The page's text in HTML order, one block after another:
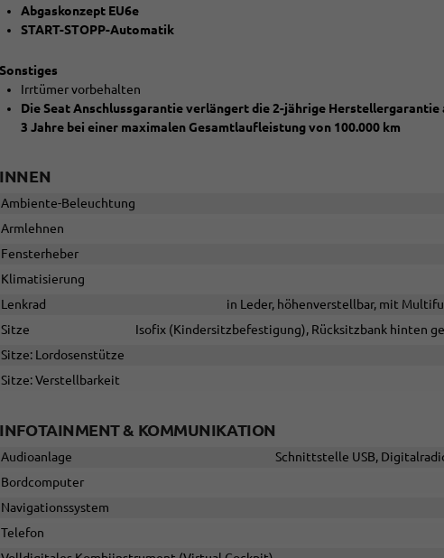
Abgaskonzept EU6e
START-STOPP-Automatik
Sonstiges
Irrtümer vorbehalten
Die Seat Anschlussgarantie verlängert die 2-jährige
3 Jahre bei einer maximalen Gesamtlaufleistung von 100.000 km
INNEN
Ambiente-Beleuchtung
Armlehnen
Fensterheber
Klimatisierung
Lenkrad
in Leder, höhenverstellbar, mit
Sitze
Isofix (Kindersitzbefestigung), Rücksitzbank hinten
Sitze: Lordosenstütze
Sitze: Verstellbarkeit
INFOTAINMENT & KOMMUNIKATION
Audioanlage
Schnittstelle USB,
Bordcomputer
Navigationssystem
Telefon